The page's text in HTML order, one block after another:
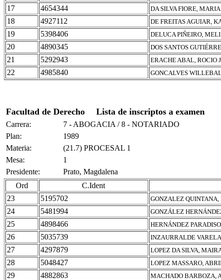
17 4654344 DA SILVA FIORE,
18 4927112 DE FREITAS AGUIAR,
19 5398406 DELUCA PIÑEIRO,
20 4890345 DOS SANTOS
21 5292943 ERACHE ABAL, ROCIO
22 4985840 GONCALVES
Facultad de Derecho Lista de inscriptos a examen
Carrera:
7 - ABOGACIA / 8 - NOTARIADO
Plan:
1989
Materia:
(21.7) PROCESAL 1
Mesa:
1
Presidente:
Prato, Magdalena
Ord
C.Ident
23
5195702 GONZALEZ
24 5481994 GONZÁLEZ
25 4898466 HERNÁNDEZ
26 5035739 INZAURRALDE
27 4297879 LOPEZ DA SILVA,
28 5048427 LOPEZ MASSARO,
29 4882863 MACHADO BARBOZA,